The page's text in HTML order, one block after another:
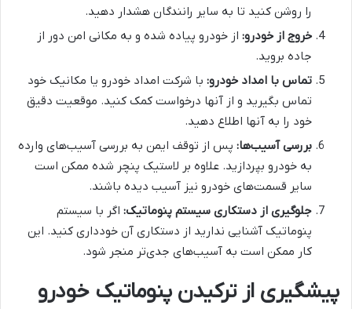
را روشن کنید تا به سایر رانندگان هشدار دهید.
خروج از خودرو: از خودرو پیاده شده و به مکانی امن دور از
جاده بروید.
تماس با امداد خودرو: با شرکت امداد خودرو یا مکانیک خود
تماس بگیرید و از آنها درخواست کمک کنید. موقعیت دقیق
خود را به آنها اطلاع دهید.
بررسی آسیب‌ها: پس از توقف ایمن به بررسی آسیب‌های وارده
به خودرو بپردازید. علاوه بر لاستیک پنچر شده ممکن است
سایر قسمت‌های خودرو نیز آسیب دیده باشند.
جلوگیری از دستکاری سیستم پنوماتیک: اگر با سیستم
پنوماتیک آشنایی ندارید از دستکاری آن خودداری کنید. این
کار ممکن است به آسیب‌های جدی‌تر منجر شود.
پیشگیری از ترکیدن پنوماتیک خودرو